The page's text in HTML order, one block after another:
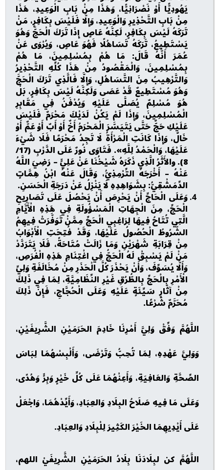
يَهُودِيًّا أَوْ نَصْرَانِيًّا، وَهَذَا مِنْ بَابِ الْوَعِيدِ، هَذَا
مِنْ بَابِ التَّحْذِيرِ وَالْوَعِيدِ، وَإِلَّا فَلَيْسَ بِكَافِرٍ، مَنْ
تَرَكَهُ لَيْسَ بِكَافِرٍ، لَكِنَّهُ عَاصٍ إِذَا تَرَكَ الْحَجَّ وَهُوَ
يَسْتَطِيعُ، تَرَكَهُ تَسَاهُلًا فَهُوَ عَاصٍ، وَيُرْوَى عَنْ
عُمَرَ أَنَّهُ قَالَ: مَا هُمْ بِمُسْلِمِينَ، مَا هُمْ
بِمُسْلِمِينَ، وَالْمَقْصُودُ مِنْ هَذَا كُلِّهِ التَّحْذِيرُ
وَالتَّرْهِيبُ مِنَ التَّسَاهُلِ، وَإِلَّا فَالَّذِي تَرَكَ الْحَجَّ
وَهُوَ مُسْتَطِيعٌ قَدْ عَصَى وَلَكِنَّهُ لَيْسَ بِكَافِرٍ، بَلْ
هُوَ مُسْلِمٌ يُصَلَّى عَلَيْهِ وَيُدْفَنُ فِي مَقَابِرِ
الْمُسْلِمِينَ، وَإِذَا لَمْ يَكُنْ لَدَيْكَ مَحْرَمٌ فَلَيْسَ
عَلَيْكِ حَجٌّ حَتَّى يَتَيَسَّرَ الْمَحْرَمُ أَخٌ أَوْ أَبٌ أَوْ عَمٌّ أَوْ
خَالٌ، وَإِذَا كَانَتِ الْمَرْأَةُ لَا تَجِدُ مَحْرَمًا فَلَا شَيْءَ
عَلَيْهَا، وَالْحَمْدُ لِلَّهِ». فَتَاوَى نُورٌ عَلَى الدَّرْبِ (17/
8). والأَثَرُ الَّذِي ذَكَرَهُ شَيْخُنَا عَنْ عَلِيٍّ – رَضِيَ اللَّهُ
عَنْهُ – أَخْرَجَهُ التِّرْمِذِيُّ، وَقَالَ عَنْهُ ابْنُ هِمَّاتٍ
الدِّمَشْقِيُّ: بِشَوَاهِدِهِ لَا يَنْزِلُ عَنْ دَرَجَةِ الْحَسَنِ.
وَعَلَى الْحَاجِّ أَنْ يَحْرِصَ أَنْ يَحْصُلَ عَلَى تَصَارِيحِ
الْحَجِّ، مِنَ الْجِهَاتِ الْمَسْؤُولَةِ فِي هَذِهِ الْأَيَّامِ
الَّتِي تُتَاحُ فِيهَا لِرَاغِبِي الْحَجِّ مِمَّنْ تَوَفَّرَتْ فِيهِمُ
الشُّرُوطُ الْحُصُولُ عَلَيْهَا، وَقَدْ فُتِحَتِ الْأَبْوَابُ
مِنْ قِرَابَةِ شَهْرَيْنِ وَمَا زَالَتْ مُتَاحَةً، فَلَا يَتَرَدَّدْ
مَنْ لَمْ يَسْبِقْ لَهُ الْحَجُّ فِي اغْتِنَامِ هَذِهِ الْفُرَصِ،
وَأَلَّا يُسَوِّفَ، وَأَنْ يَحْذَرَ كُلَّ الْحَذَرِ مِنْ مُخَالَفَةِ وَلِيِّ
الْأَمْرِ بِالْحَجِّ بِالطُّرُقِ غَيْرِ النِّظَامِيَّةِ، لِمَا فِي ذَلِكَ
مِنْ آثَارٍ سَيِّئَةٍ عَلَيْهِ وَعَلَى الْحُجَّاجِ، فَإِنَّ ذَلِكَ
مُحَرَّمٌ شَرْعًا.
اللَّهُمَّ وَفِّقْ وَلِيَّ أَمْرِنَا خَادِمَ الحَرَمَيْنِ الشَّرِيفَيْنِ،
وَوَلِيَّ عَهْدِهِ، لِمَا تُحِبُّ وَتَرْضَى، وَأَلْبِسْهُمَا لِبَاسَ
الصِّحَّةِ وَالعَافِيَةِ، وَأَعِنْهُمَا عَلَى كُلِّ خَيْرٍ وَبِرٍّ وَهُدًى،
وَعَلَى مَا فِيهِ صَلَاحُ البِلَادِ وَالعِبَادِ، وَأَيِّدْهُمَا، وَاجْعَلْ
عَلَى أَيْدِيهِمَا الخَيْرَ الكَثِيرَ لِلْبِلَادِ وَالعِبَادِ.
اللَّهُمَّ كن لبِلَادَنَا بِلَادُ الحَرَمَيْنِ الشَّرِيفَيْ اللهم،